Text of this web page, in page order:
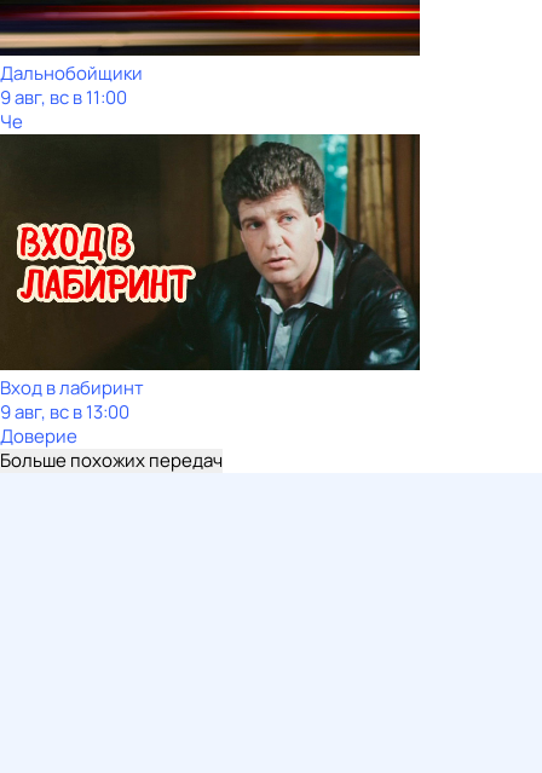
Дальнобойщики
9 авг, вс в 11:00
Че
Вход в лабиринт
9 авг, вс в 13:00
Доверие
Больше похожих передач